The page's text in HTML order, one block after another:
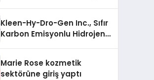
Kleen-Hy-Dro-Gen Inc., Sıfır
Karbon Emisyonlu Hidrojen
Aldı
Marie Rose kozmetik
sektörüne giriş yaptı